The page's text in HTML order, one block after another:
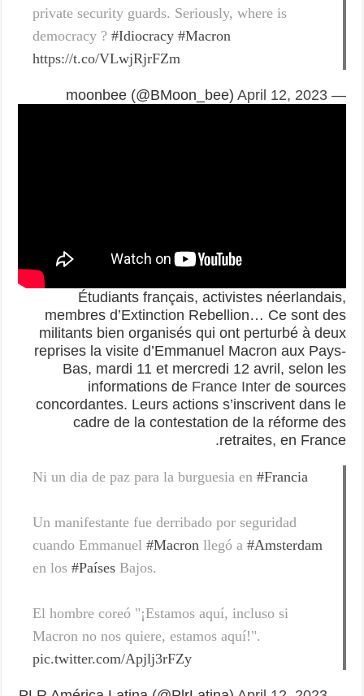
private security guards. Seriously, where is
democracy ?#Idiocracy #Macron
https://t.co/VLwjRjrFZm
— moonbee (@BMoon_bee)
April 12, 2023
Étudiants français, activistes néerlandais,
membres d’Extinction Rebellion… Ce sont des
militants bien organisés qui ont perturbé à deux
reprises la visite d’Emmanuel Macron aux Pays-
Bas, mardi 11 et mercredi 12 avril, selon les
informations deFrance Inter de sources
concordantes. Leurs actions s’inscrivent dans le
cadre de la contestation de la réforme des
retraites, en France.
Ni un dia de paz para la burguesia en#Francia
Un manifestante fue derribado por seguridad
cuando Emmanuel#Macron llegó a#Amsterdam
en los#Países Bajos.
El hombre coreó "¡Estamos aquí, incluso si
Macron no nos quiere, estamos aquí!".
pic.twitter.com/Apjlj3rFZy